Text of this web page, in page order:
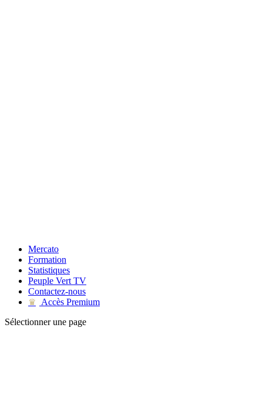
Mercato
Formation
Statistiques
Peuple Vert TV
Contactez-nous
♛
Accès Premium
Sélectionner une page